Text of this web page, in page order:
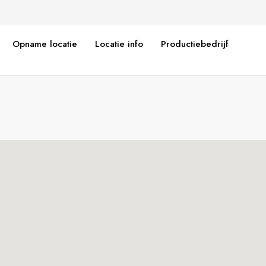
Opname locatie Locatie info Productiebedrijf